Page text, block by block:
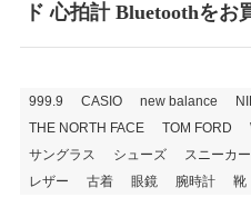
ド 心拍計 Bluetoothをお
999.9 CASIO new balance
THE NORTH FACE
TOM FORD
サングラス
シューズ スニーカー
レザー
古着 眼鏡 腕時計 靴